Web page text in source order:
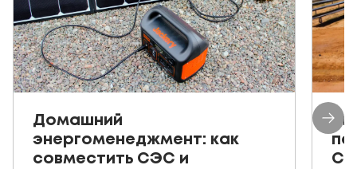
Домашний
энергоменеджмент: как
совместить СЭС и